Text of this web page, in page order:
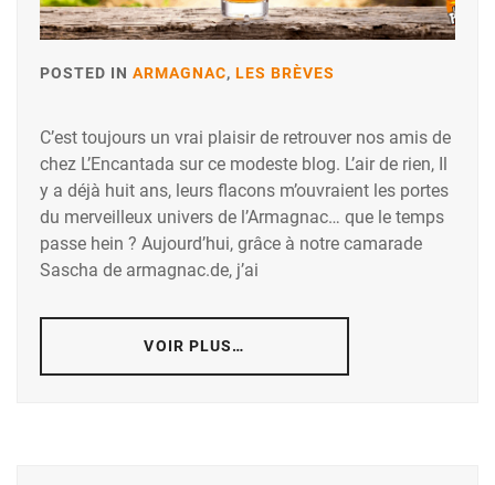
POSTED IN ARMAGNAC, LES BRÈVES
C’est toujours un vrai plaisir de retrouver nos amis de
chez L’Encantada sur ce modeste blog. L’air de rien, Il
y a déjà huit ans, leurs flacons m’ouvraient les portes
du merveilleux univers de l’Armagnac… que le temps
passe hein ? Aujourd’hui, grâce à notre camarade
Sascha de armagnac.de, j’ai
VOIR PLUS…